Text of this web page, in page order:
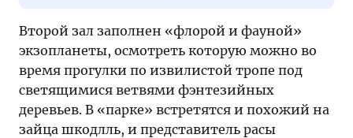
Второй зал заполнен «флорой и фауной»
экзопланеты, осмотреть которую можно во
время прогулки по извилистой тропе под
светящимися ветвями фэнтезийных
деревьев. В «парке» встретятся и похожий на
зайца шкодлль, и представитель расы